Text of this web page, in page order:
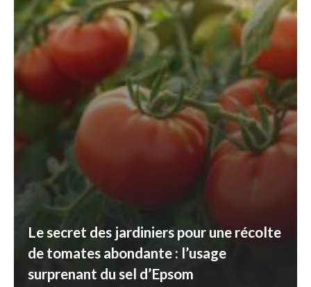
Le secret des jardiniers pour une récolte
de tomates abondante : l’usage
surprenant du sel d’Epsom